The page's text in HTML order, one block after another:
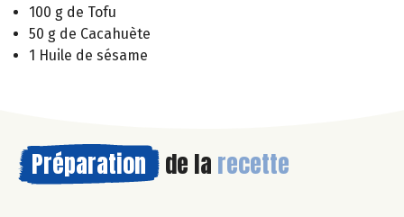
100 g de Tofu
50 g de Cacahuète
1 Huile de sésame
Préparation de la recette